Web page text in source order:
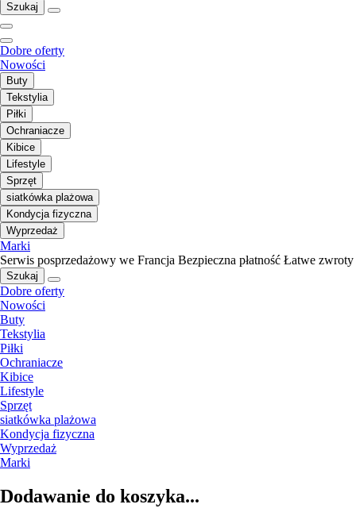
Szukaj
Dobre oferty
Nowości
Buty
Tekstylia
Piłki
Ochraniacze
Kibice
Lifestyle
Sprzęt
siatkówka plażowa
Kondycja fizyczna
Wyprzedaż
Marki
Serwis posprzedażowy we Francja Bezpieczna płatność Łatwe zwroty
Szukaj
Dobre oferty
Nowości
Buty
Tekstylia
Piłki
Ochraniacze
Kibice
Lifestyle
Sprzęt
siatkówka plażowa
Kondycja fizyczna
Wyprzedaż
Marki
Dodawanie do koszyka...